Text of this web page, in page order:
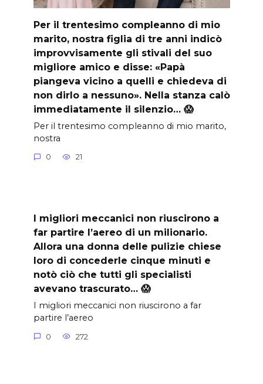
Per il trentesimo compleanno di mio
marito, nostra figlia di tre anni indicò
improvvisamente gli stivali del suo
migliore amico e disse: «Papà
piangeva vicino a quelli e chiedeva di
non dirlo a nessuno». Nella stanza calò
immediatamente il silenzio… 😱
Per il trentesimo compleanno di mio marito,
nostra
0 21
I migliori meccanici non riuscirono a
far partire l’aereo di un milionario.
Allora una donna delle pulizie chiese
loro di concederle cinque minuti e
notò ciò che tutti gli specialisti
avevano trascurato… 😱
I migliori meccanici non riuscirono a far
partire l’aereo
0 272